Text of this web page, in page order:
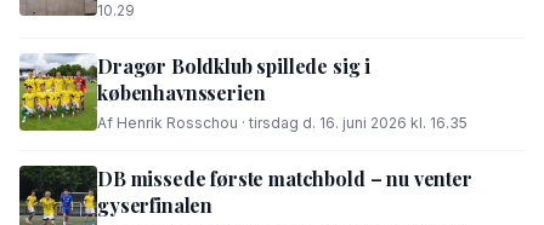
10.29
Dragør Boldklub spillede sig i
københavnsserien
Af Henrik Rosschou · tirsdag d. 16. juni 2026 kl. 16.35
DB missede første matchbold – nu venter
gyserfinalen